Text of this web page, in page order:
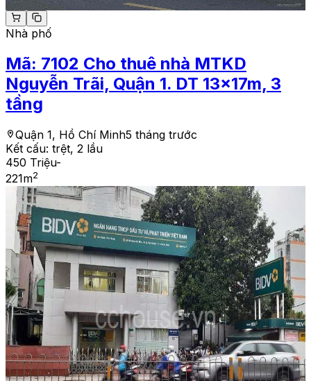
Nhà phố
Mã: 7102 Cho thuê nhà MTKD
Nguyễn Trãi, Quận 1. DT 13x17m, 3
tầng
Quận 1, Hồ Chí Minh5 tháng trước
Kết cấu: trệt, 2 lầu
450 Triệu-
221m2